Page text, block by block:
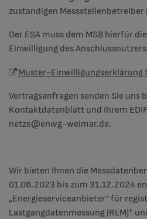
zuständigen Messstellenbetreiber
Der ESA muss dem MSB hierfür
Einwilligung des
Muster-Einwilligungserklärung
Vertragsanfragen senden Sie uns
Kontaktdatenblatt und Ihrem
netze@enwg-weimar.de.
Wir bieten Ihnen die
01.06.2023 bis zum 31.12.2024
„Energieserviceanbieter“ für
Lastgangdatenmessung (RLM)*